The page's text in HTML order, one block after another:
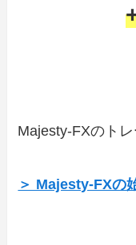
Majesty-FXのト
＞ Majesty-FXの